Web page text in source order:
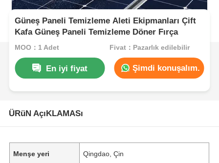
Güneş Paneli Temizleme Aleti Ekipmanları Çift
Kafa Güneş Paneli Temizleme Döner Fırça
MOQ：1 Adet Fiyat：Pazarlık edilebilir
En iyi fiyat Şimdi konuşalım.
ÜRüN AçıKLAMASı
Menşe yeri Qingdao, Çin